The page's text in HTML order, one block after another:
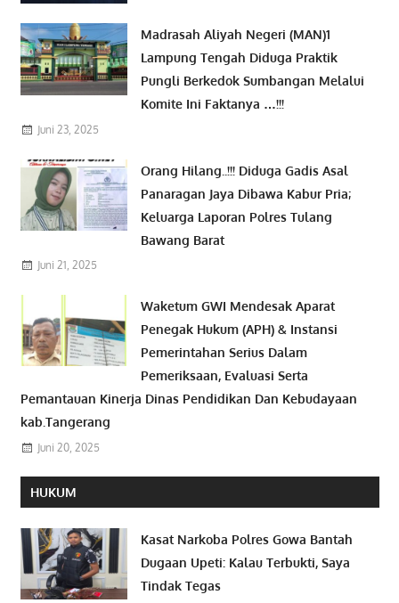
Madrasah Aliyah Negeri (MAN)1
Lampung Tengah Diduga Praktik
Pungli Berkedok Sumbangan Melalui
Komite Ini Faktanya …!!!
Juni 23, 2025
Orang Hilang..!!! Diduga Gadis Asal
Panaragan Jaya Dibawa Kabur Pria;
Keluarga Laporan Polres Tulang
Bawang Barat
Juni 21, 2025
Waketum GWI Mendesak Aparat
Penegak Hukum (APH) & Instansi
Pemerintahan Serius Dalam
Pemeriksaan, Evaluasi Serta
Pemantauan Kinerja Dinas Pendidikan Dan Kebudayaan
kab.Tangerang
Juni 20, 2025
HUKUM
Kasat Narkoba Polres Gowa Bantah
Dugaan Upeti: Kalau Terbukti, Saya
Tindak Tegas